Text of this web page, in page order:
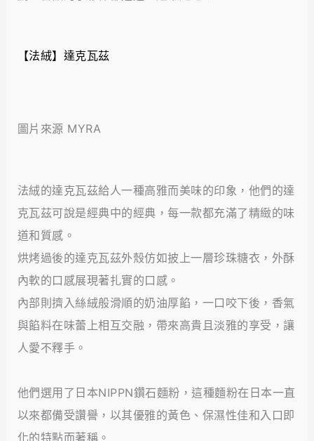
【法絨】達克瓦茲
圖片來源 MYRA
法絨的達克瓦茲給人一種高雅而美味的印象，他們的達
克瓦茲可說是經典中的經典，每一款都充滿了精緻的味
道和質感。
烘烤過後的達克瓦茲外殼仿如披上一層珍珠糖衣，外酥
內軟的口感展現著扎實的口感。
內部則擠入絲絨般滑順的奶油厚餡，一口咬下後，香氣
與餡料在味蕾上相互交融，帶來高貴且淡雅的享受，讓
人愛不釋手。
他們選用了日本NIPPN鑽石麵粉，這種麵粉在日本一直
以來都備受讚譽，以其優雅的黃色、保濕性佳和入口即
化的特點而著稱。